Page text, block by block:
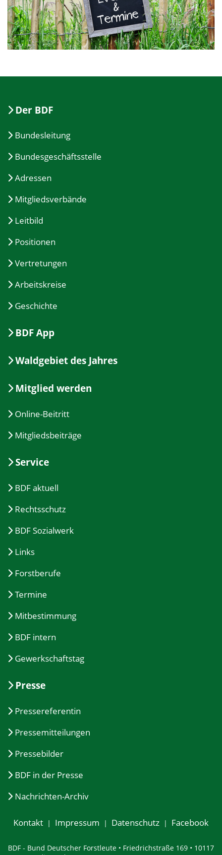
Der BDF
Bundesleitung
Bundesgeschäftsstelle
Adressen
Mitgliedsverbände
Leitbild
Positionen
Vertretungen
Arbeitskreise
Geschichte
BDF App
Waldgebiet des Jahres
Mitglied werden
Online-Beitritt
Mitgliedsbeiträge
Service
BDF aktuell
Rechtsschutz
BDF Sozialwerk
Links
Forstberufe
Termine
Mitbestimmung
BDF intern
Gewerkschaftstag
Presse
Pressereferentin
Pressemitteilungen
Pressebilder
BDF in der Presse
Nachrichten-Archiv
Kontakt Impressum Datenschutz Facebook
BDF - Bund Deutscher Forstleute • Friedrichstraße 169 • 10117